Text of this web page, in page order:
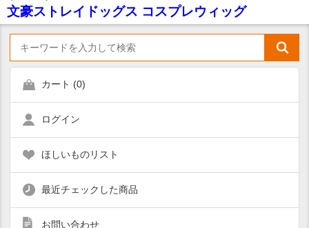
文豪ストレイドッグス コスプレウィッグ
カート (0)
ログイン
ほしいものリスト
最近チェックした商品
お問い合わせ